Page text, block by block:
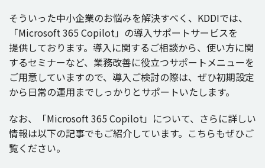
そういった中小企業のお悩みを解決すべく、KDDIでは、
「Microsoft 365 Copilot」の導入サポートサービスを
提供しております。 導入 に関するご相談から、使い方に関
するセミナーなど、 業務改善に役立つサポートメニューを
ご用意していますので、 導入 ご検討の際は、ぜひ初期設定
から日常の運用までしっかりとサポートいたします。
なお、「Microsoft 365 Copilot」について、さらに詳しい
情報は以下の記事でもご紹介しています。こちらもぜひご
覧ください。